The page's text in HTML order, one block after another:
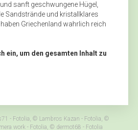
sanft geschwungene Hügel,
Sandstrände und kristallklares
Griechenland wahrlich reich
ein, um den gesamten Inhalt zu
- Fotolia, © Lambros Kazan - Fotolia, ©
work - Fotolia, © dermot68 - Fotolia